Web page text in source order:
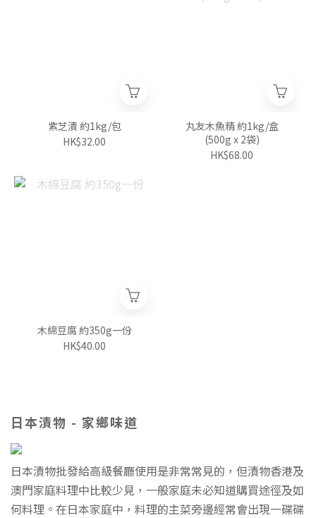
紫芝漬 約1kg/包
HK$32.00
丸友木魚精 約1kg/盒
(500g x 2袋)
HK$68.00
木綿豆腐 約350g一份
HK$40.00
日本漬物 - 家鄉味道
日本漬物批發給高級餐廳使用是非常常見的，但漬物香港及
澳門家庭料理中比較少見，一般家庭未必知道購買途徑及如
何料理。在日本家庭中，料理的主菜旁邊經常會出現一碟碟